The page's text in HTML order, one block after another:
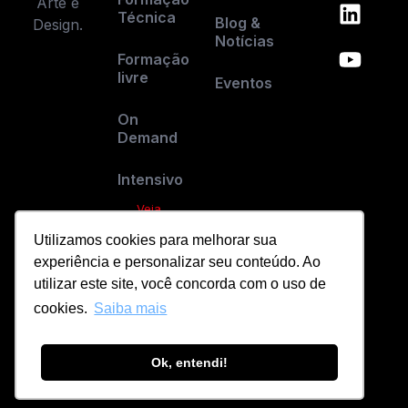
Utilizamos cookies para melhorar sua
experiência e personalizar seu conteúdo. Ao
utilizar este site, você concorda com o uso de
cookies. Saiba mais
Ok, entendi!
Design.
Técnica
Formação
livre
On
Demand
Intensivo
Veja
cursos
Blog &
Notícias
Eventos
© 2026 ESPM & PANAMERICANA.